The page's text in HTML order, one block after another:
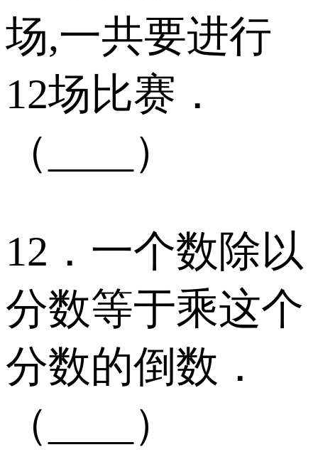
场,一共要进行
12场比赛．
（____）
12．一个数除以
分数等于乘这个
分数的倒数．
（____）